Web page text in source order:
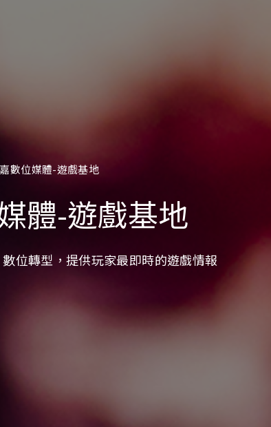
數位媒體-遊戲基地
體-遊戲基地
位轉型，提供玩家最即時的遊戲情報